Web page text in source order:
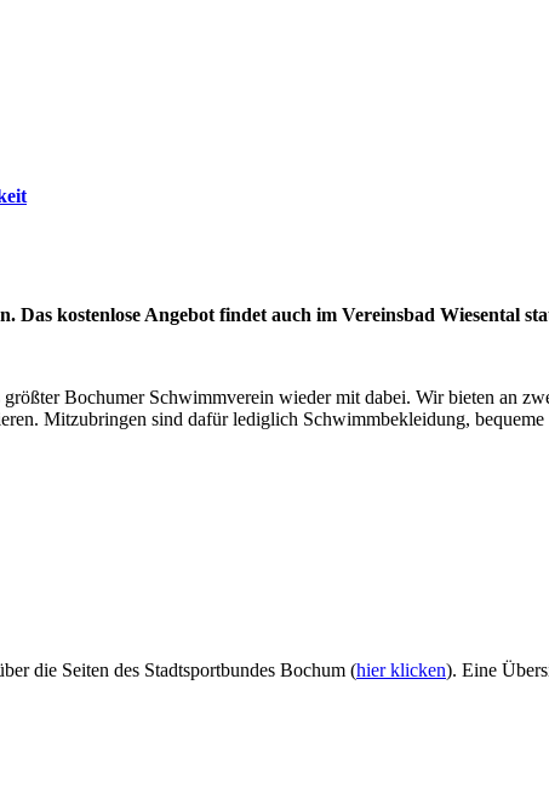
Das kostenlose Angebot findet auch im Vereinsbad Wiesental
Bochumer Schwimmverein wieder mit dabei. Wir bieten an
Mitzubringen sind dafür lediglich Schwimmbekleidung, bequeme
die Seiten des Stadtsportbundes Bochum (hier klicken). Eine